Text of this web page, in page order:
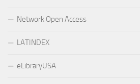
Network Open Access
LATINDEX
eLibraryUSA